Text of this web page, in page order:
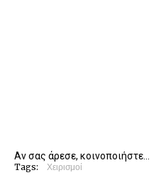
Αν σας άρεσε, κοινοποιήστε...
Tags: Χειρισμοί